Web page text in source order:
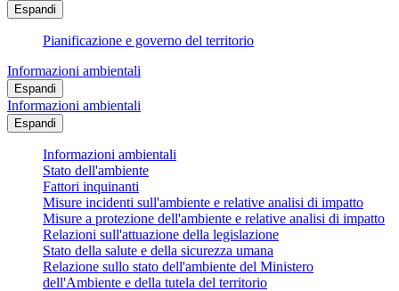
Espandi
Pianificazione e governo del territorio
Informazioni ambientali
Espandi
Informazioni ambientali
Espandi
Informazioni ambientali
Stato dell'ambiente
Fattori inquinanti
Misure incidenti sull'ambiente e relative analisi di impatto
Misure a protezione dell'ambiente e relative analisi di impatto
Relazioni sull'attuazione della legislazione
Stato della salute e della sicurezza umana
Relazione sullo stato dell'ambiente del Ministero
dell'Ambiente e della tutela del territorio